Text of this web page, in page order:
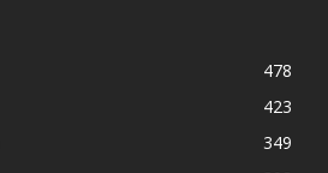
478
423
349